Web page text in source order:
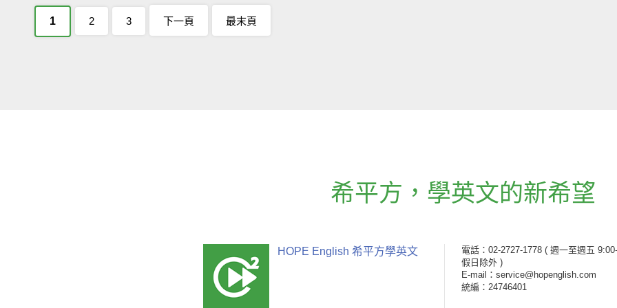
1 2 3 下一頁 最末頁
希平方 ， 學英文的新希望
HOPE English 希平方學英文 電話：02-2727-1778 ( 週一至週五
假日除外 )
E-mail：service@hopenglish.com
統編：24746401